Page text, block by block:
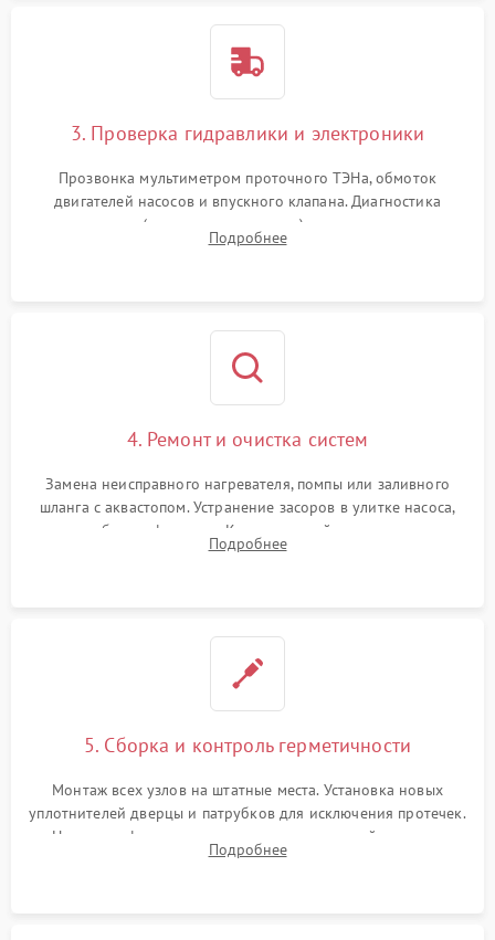
3. Проверка гидравлики и электроники
Прозвонка мультиметром проточного ТЭНа, обмоток
двигателей насосов и впускного клапана. Диагностика
прессостата (датчика уровня воды), датчика мутности,
концевика дверцы и электронного модуля управления.
Подробнее
4. Ремонт и очистка систем
Замена неисправного нагревателя, помпы или заливного
шланга с аквастопом. Устранение засоров в улитке насоса,
патрубках и фильтрах. Компонентный ремонт платы
управления, восстановление поврежденной проводки.
Подробнее
5. Сборка и контроль герметичности
Монтаж всех узлов на штатные места. Установка новых
уплотнителей дверцы и патрубков для исключения протечек.
Надежная фиксация хомутов гидравлической системы,
сборка корпуса и установка датчика поплавка.
Подробнее